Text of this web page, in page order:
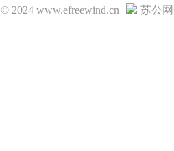
© 2024 www.efreewind.cn 苏公网